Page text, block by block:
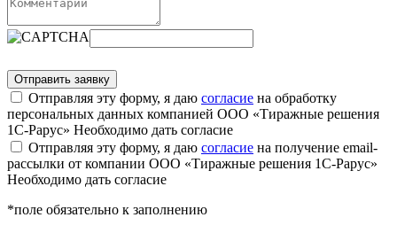
Отправляя эту форму, я даю согласие на обработку
персональных данных компанией ООО «Тиражные решения
1С-Рарус» Необходимо дать согласие
Отправляя эту форму, я даю согласие на получение email-
рассылки от компании ООО «Тиражные решения 1С-Рарус»
Необходимо дать согласие
*поле обязательно к заполнению